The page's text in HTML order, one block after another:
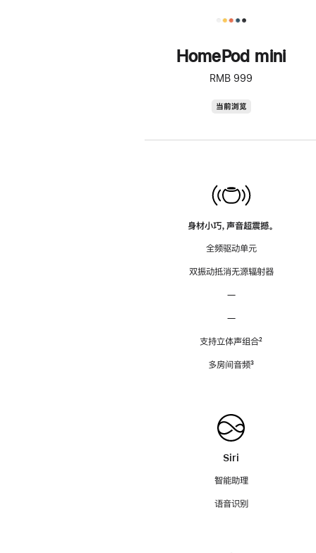
HomePod mini
RMB 999
当前浏览
身材小巧，声音超震撼。
全频驱动单元
双振动抵消无源辐射器
—
—
支持立体声组合脚
²
多房间音频脚
³
Siri
智能助理
语音识别